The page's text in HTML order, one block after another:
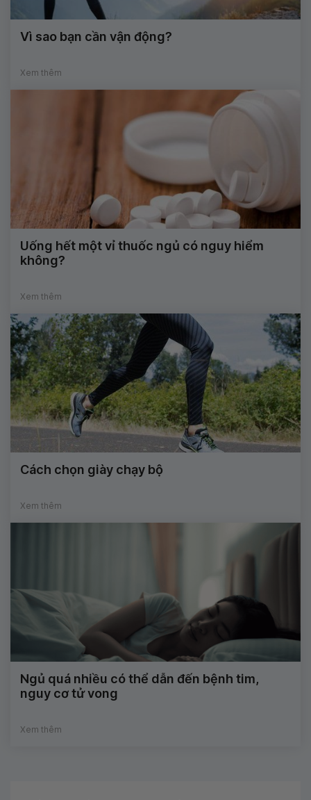
Vì sao bạn cần vận động?
Xem thêm
Uống hết một vỉ thuốc ngủ có nguy hiểm
không?
Xem thêm
Cách chọn giày chạy bộ
Xem thêm
Ngủ quá nhiều có thể dẫn đến bệnh tim,
nguy cơ tử vong
Xem thêm